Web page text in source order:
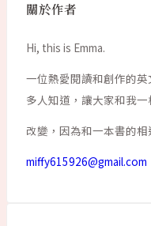
關於作者
Hi, this is Emma.
一位熱愛閱讀和創作的
多人知道，讓大家和我
改變，因為和一本書的相
miffy615926@gmail.com